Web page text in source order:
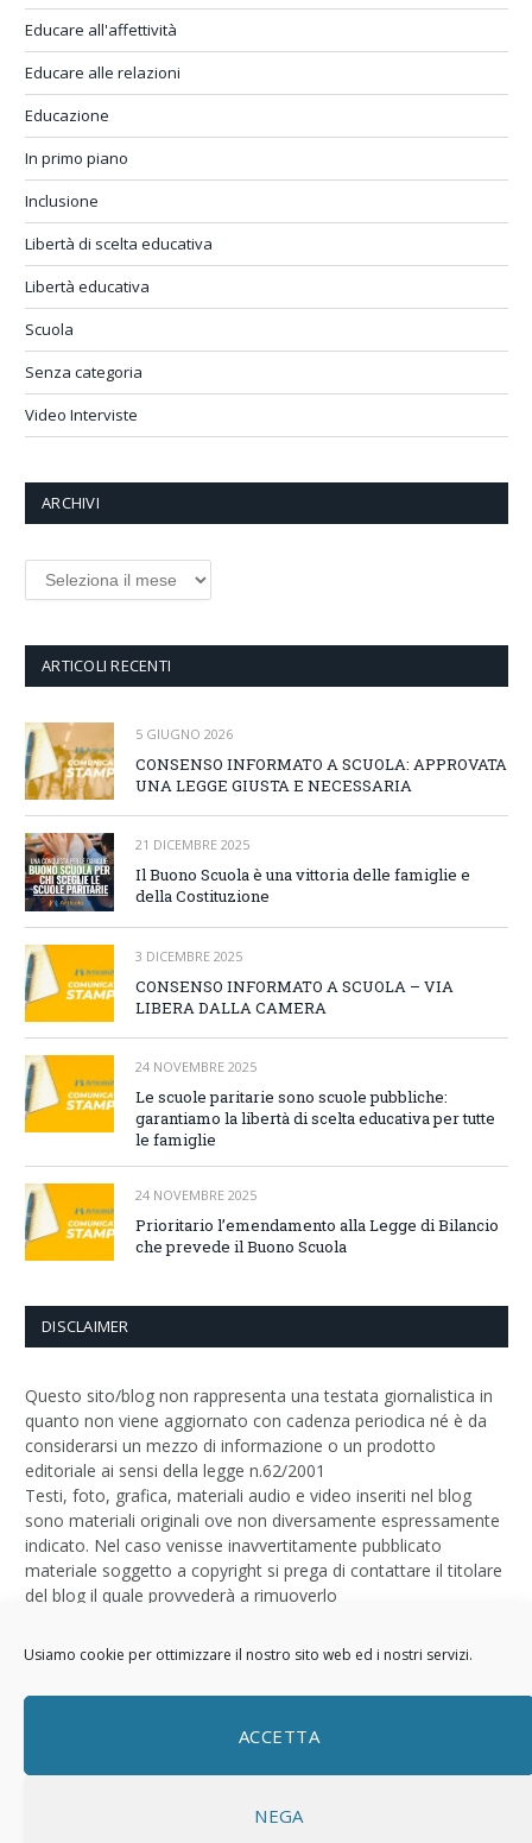
Usiamo cookie per ottimizzare il nostro sito web ed i nostri servizi.
ACCETTA
NEGA
Educare all'affettività
Educare alle relazioni
Educazione
In primo piano
Inclusione
Libertà di scelta educativa
Libertà educativa
Scuola
Senza categoria
Video Interviste
ARCHIVI
Archivi
ARTICOLI RECENTI
5 GIUGNO 2026
CONSENSO INFORMATO A SCUOLA: APPROVATA
UNA LEGGE GIUSTA E NECESSARIA
21 DICEMBRE 2025
Il Buono Scuola è una vittoria delle famiglie e
della Costituzione
3 DICEMBRE 2025
CONSENSO INFORMATO A SCUOLA – VIA
LIBERA DALLA CAMERA
24 NOVEMBRE 2025
Le scuole paritarie sono scuole pubbliche:
garantiamo la libertà di scelta educativa per tutte
le famiglie
24 NOVEMBRE 2025
Prioritario l’emendamento alla Legge di Bilancio
che prevede il Buono Scuola
DISCLAIMER
Questo sito/blog non rappresenta una testata giornalistica in
quanto non viene aggiornato con cadenza periodica né è da
considerarsi un mezzo di informazione o un prodotto
editoriale ai sensi della legge n.62/2001
Testi, foto, grafica, materiali audio e video inseriti nel blog
sono materiali originali ove non diversamente espressamente
indicato. Nel caso venisse inavvertitamente pubblicato
materiale soggetto a copyright si prega di contattare il titolare
del blog il quale provvederà a rimuoverlo
Logo bySizegraph